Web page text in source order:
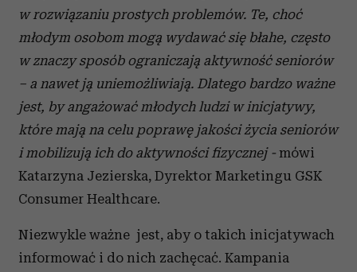
w rozwiązaniu prostych problemów. Te, choć
młodym osobom mogą wydawać się błahe, często
w znaczy sposób ograniczają aktywność seniorów
– a nawet ją uniemożliwiają. Dlatego bardzo ważne
jest, by angażować młodych ludzi w inicjatywy,
które mają na celu poprawę jakości życia seniorów
i mobilizują ich do aktywności fizycznej - mówi
Katarzyna Jezierska, Dyrektor Marketingu GSK
Consumer Healthcare.
Niezwykle ważne jest, aby o takich inicjatywach
informować i do nich zachęcać. Kampania